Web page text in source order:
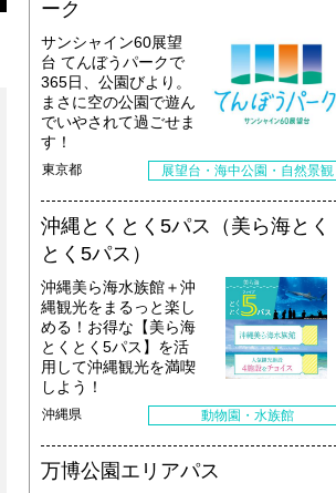
ーク
サンシャイン60展望
台 てんぼうパークで
365日、公園びより。
まさに空の公園で遊ん
でいやされて過ごせま
す！
東京都 展望台・海中公園・自然景観
沖縄とくとく5パス（美ら海とく
とく5パス）
沖縄美ら海水族館＋沖
縄観光をまるっと楽し
める！お得な【美ら海
とくとく5パス】を活
用して沖縄観光を満喫
しよう！
沖縄県 動物園・水族館
万博公園エリアパス